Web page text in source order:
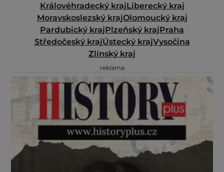
Královéhradecký krajLiberecký kraj
Moravskoslezský krajOlomoucký kraj
Pardubický krajPlzeňský krajPraha
Středočeský krajÚstecký krajVysočina
Zlínský kraj
reklama